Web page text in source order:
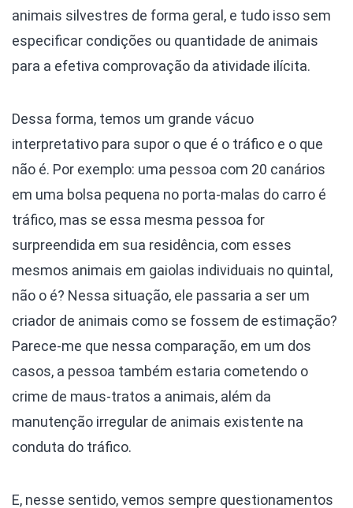
animais silvestres de forma geral, e tudo isso sem
especificar condições ou quantidade de animais
para a efetiva comprovação da atividade ilícita.
Dessa forma, temos um grande vácuo
interpretativo para supor o que é o tráfico e o que
não é. Por exemplo: uma pessoa com 20 canários
em uma bolsa pequena no porta-malas do carro é
tráfico, mas se essa mesma pessoa for
surpreendida em sua residência, com esses
mesmos animais em gaiolas individuais no quintal,
não o é? Nessa situação, ele passaria a ser um
criador de animais como se fossem de estimação?
Parece-me que nessa comparação, em um dos
casos, a pessoa também estaria cometendo o
crime de maus-tratos a animais, além da
manutenção irregular de animais existente na
conduta do tráfico.
E, nesse sentido, vemos sempre questionamentos